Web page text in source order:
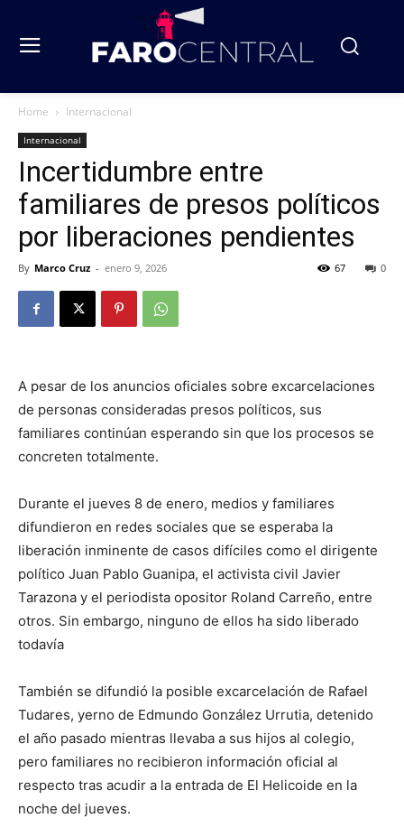
Home Internacional
Internacional
Incertidumbre entre
familiares de presos políticos
por liberaciones pendientes
By Marco Cruz - enero 9, 2026 0
67
A pesar de los anuncios oficiales sobre excarcelaciones
de personas consideradas presos políticos, sus
familiares continúan esperando sin que los procesos se
concreten totalmente.
Durante el jueves 8 de enero, medios y familiares
difundieron en redes sociales que se esperaba la
liberación inminente de casos difíciles como el dirigente
político Juan Pablo Guanipa, el activista civil Javier
Tarazona y el periodista opositor Roland Carreño, entre
otros. Sin embargo, ninguno de ellos ha sido liberado
todavía
También se difundió la posible excarcelación de Rafael
Tudares, yerno de Edmundo González Urrutia, detenido
el año pasado mientras llevaba a sus hijos al colegio,
pero familiares no recibieron información oficial al
respecto tras acudir a la entrada de El Helicoide en la
noche del jueves.